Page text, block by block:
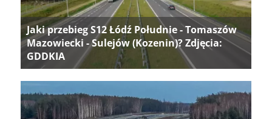
Jaki przebieg S12 Łódź Południe - Tomaszów
Mazowiecki - Sulejów (Kozenin)? Zdjęcia:
GDDKIA